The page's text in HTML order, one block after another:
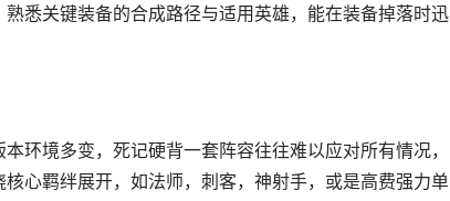
悉关键装备的合成路径与适用英雄，能在装备掉落时迅
环境多变，死记硬背一套阵容往往难以应对所有情况，
心羁绊展开，如法师，刺客，神射手，或是高费强力单